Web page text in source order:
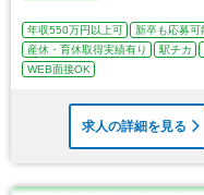
年収550万円以上可 新卒も応募可
産休・育休取得実績有り
駅チカ
WEB面接OK
求人の詳細を見る